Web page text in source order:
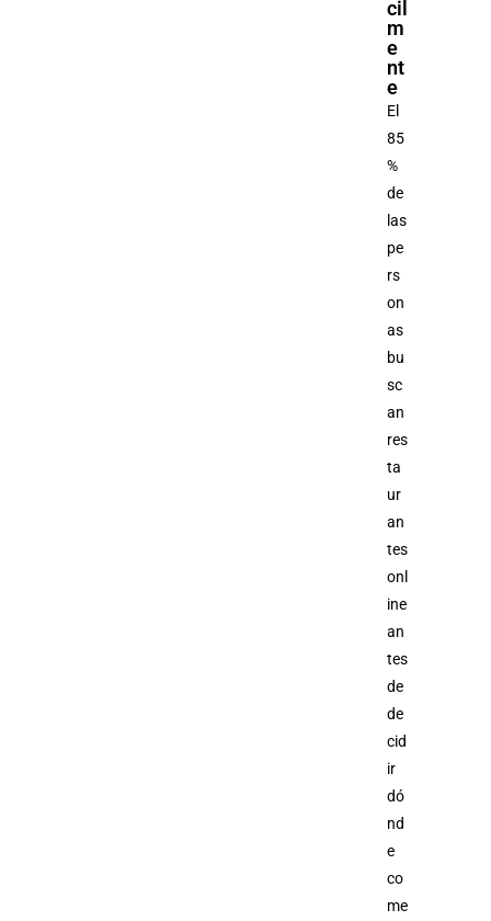
cil
m
e
nt
e
El
85
%
de
las
pe
rs
on
as
bu
sc
an
res
ta
ur
an
tes
onl
ine
an
tes
de
de
cid
ir
dó
nd
e
co
me